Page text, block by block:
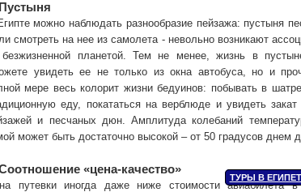
можно наблюдать разнообразие пейзажа: пустыня
смотреть на нее из самолета - невольно возникают
планетой. Тем не менее, жизнь в
увидеть ее не только из окна автобуса, но и
мере весь колорит жизни бедуинов: побывать в
еду, покататься на верблюде и увидеть
и песчаных дюн. Амплитуда колебаний
может быть достаточно высокой – от 50 градусов днем
«цена-качество»
путевки иногда даже ниже стоимости
ТУРЫ В ЕГИПЕТ